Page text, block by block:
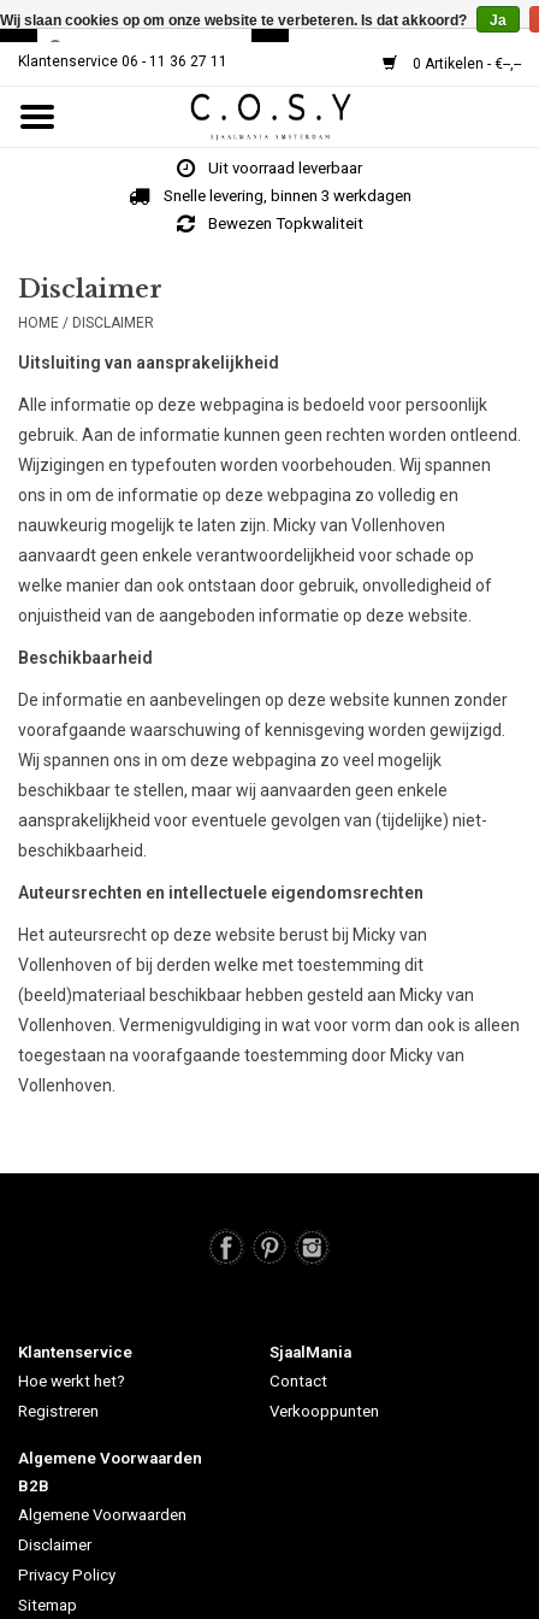
Klantenservice 06 - 11 36 27 11 0 Artikelen - €--,--
Home
MUTSEN
HOE WERKT HET?
Uit voorraad leverbaar
Snelle levering, binnen 3 werkdagen
Bewezen Topkwaliteit
Disclaimer
HOME / DISCLAIMER
Uitsluiting van aansprakelijkheid
Alle informatie op deze webpagina is bedoeld voor persoonlijk
gebruik. Aan de informatie kunnen geen rechten worden ontleend.
Wijzigingen en typefouten worden voorbehouden. Wij spannen
ons in om de informatie op deze webpagina zo volledig en
nauwkeurig mogelijk te laten zijn. Micky van Vollenhoven
aanvaardt geen enkele verantwoordelijkheid voor schade op
welke manier dan ook ontstaan door gebruik, onvolledigheid of
onjuistheid van de aangeboden informatie op deze website.
Beschikbaarheid
De informatie en aanbevelingen op deze website kunnen zonder
voorafgaande waarschuwing of kennisgeving worden gewijzigd.
Wij spannen ons in om deze webpagina zo veel mogelijk
beschikbaar te stellen, maar wij aanvaarden geen enkele
aansprakelijkheid voor eventuele gevolgen van (tijdelijke) niet-
beschikbaarheid.
Auteursrechten en intellectuele eigendomsrechten
Het auteursrecht op deze website berust bij Micky van
Vollenhoven of bij derden welke met toestemming dit
(beeld)materiaal beschikbaar hebben gesteld aan Micky van
Vollenhoven. Vermenigvuldiging in wat voor vorm dan ook is alleen
toegestaan na voorafgaande toestemming door Micky van
Vollenhoven.
Klantenservice
Hoe werkt het?
Registreren
SjaalMania
Contact
Verkooppunten
Algemene Voorwaarden
B2B
Algemene Voorwaarden
Disclaimer
Privacy Policy
Sitemap
Wij slaan cookies op om onze website te verbeteren. Is dat akkoord? Ja